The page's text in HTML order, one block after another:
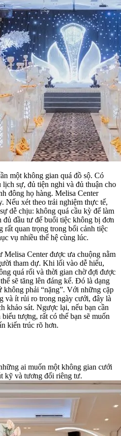
một không gian quá đồ sộ. Có
sự, đủ tiện nghi và đủ thuận cho
đông họ hàng. Melisa Center
Nếu xét theo trải nghiệm thực tế,
dễ chịu: không quá cầu kỳ để làm
đủ đầu tư để buổi tiệc không bị đơn
rất quan trọng trong bối cảnh tiệc
vụ nhiều thế hệ cùng lúc.
Melisa Center được ưa chuộng nằm
tham dự. Khi lối vào dễ hiểu,
quá rối và thời gian chờ đợi được
sẽ tăng lên đáng kể. Đó là dạng
không phải “nặng”. Với những cặp
và ít rủi ro trong ngày cưới, đây là
khảo sát. Ngược lại, nếu bạn cần
tượng, rất có thể bạn sẽ muốn
kiến trúc rõ hơn.
ai muốn một không gian cưới
kỹ và tương đối riêng tư.